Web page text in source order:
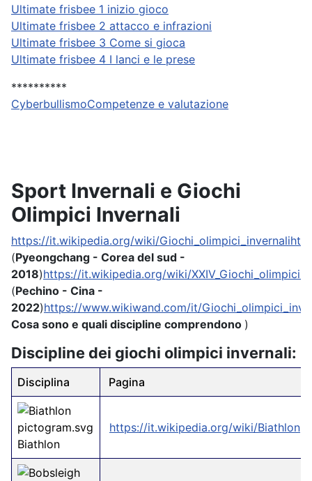
Ultimate frisbee 1 inizio gioco
Ultimate frisbee 2 attacco e infrazioni
Ultimate frisbee 3 Come si gioca
Ultimate frisbee 4 I lanci e le prese
**********
CyberbullismoCompetenze e valutazione
Sport Invernali e Giochi
Olimpici Invernali
https://it.wikipedia.org/wiki/Giochi_olimpici_invernali
(Pyeongchang - Corea del sud -
2018)https://it.wikipedia.org/wiki/
(Pechino - Cina -
2022)https://www.wikiwand.com/it/
Cosa sono e quali discipline comprendono )
Discipline dei giochi olimpici invernali:
Disciplina Pagina
Biathlon
https://it.wikipedia.org/wiki/Biathlon